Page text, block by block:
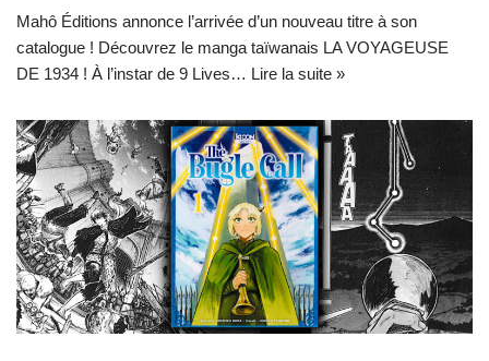
Mahô Éditions annonce l’arrivée d’un nouveau titre à son
catalogue ! Découvrez le manga taïwanais LA VOYAGEUSE
DE 1934 ! À l’instar de 9 Lives… Lire la suite »